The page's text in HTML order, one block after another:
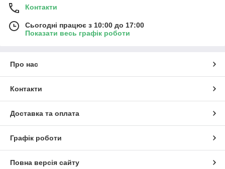
Контакти
Сьогодні працює з 10:00 до 17:00
Показати весь графік роботи
Про нас
Контакти
Доставка та оплата
Графік роботи
Повна версія сайту